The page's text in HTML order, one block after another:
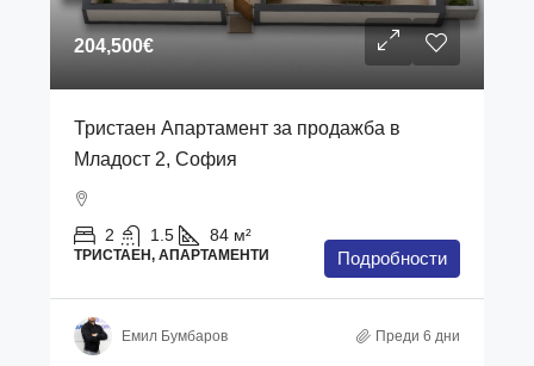
204,500€
Тристаен Апартамент за продажба в
Младост 2, София
2 1.5 84 м²
ТРИСТАЕН, АПАРТАМЕНТИ Подробности
Емил Бумбаров Преди 6 дни